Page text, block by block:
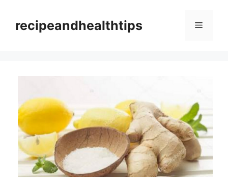
contentrecipeandhealthtips Menu